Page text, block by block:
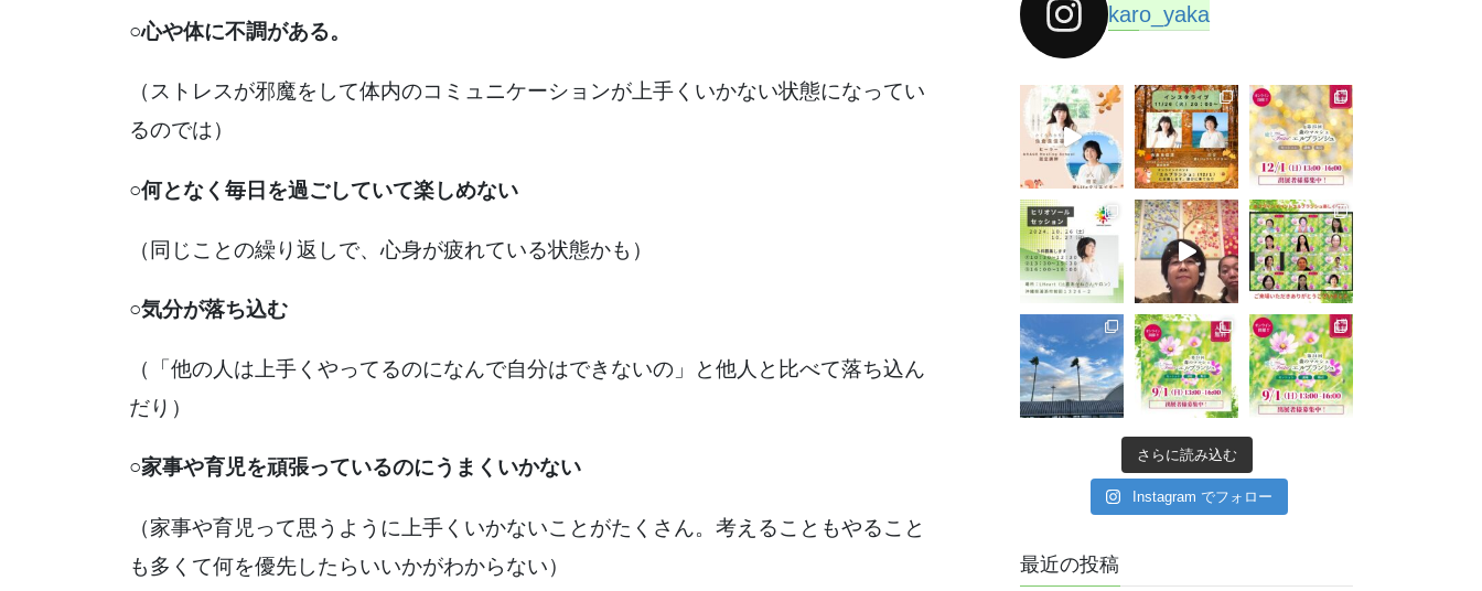
○心や体に不調がある。
（ストレスが邪魔をして体内のコミュニケーションが上手くいかない状態になってい
るのでは）
○何となく毎日を過ごしていて楽しめない
（同じことの繰り返しで、心身が疲れている状態かも）
○気分が落ち込む
（「他の人は上手くやってるのになんで自分はできないの」と他人と比べて落ち込ん
だり）
○家事や育児を頑張っているのにうまくいかない
（家事や育児って思うように上手くいかないことがたくさん。考えることもやること
も多くて何を優先したらいいかがわからない）
karo_yaka
さらに読み込む
Instagram でフォロー
最近の投稿